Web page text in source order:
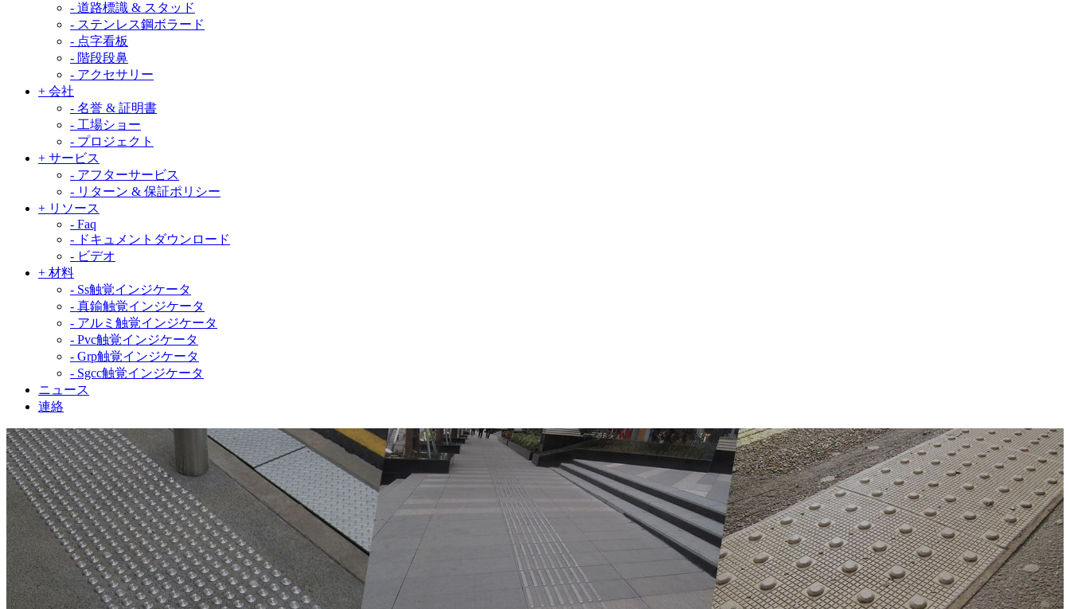
- 道路標識 & スタッド
- ステンレス鋼ボラード
- 点字看板
- 階段段鼻
- アクセサリー
+ 会社
- 名誉 & 証明書
- 工場ショー
- プロジェクト
+ サービス
- アフターサービス
- リターン & 保証ポリシー
+ リソース
- Faq
- ドキュメントダウンロード
- ビデオ
+ 材料
- Ss触覚インジケータ
- 真鍮触覚インジケータ
- アルミ触覚インジケータ
- Pvc触覚インジケータ
- Grp触覚インジケータ
- Sgcc触覚インジケータ
ニュース
連絡